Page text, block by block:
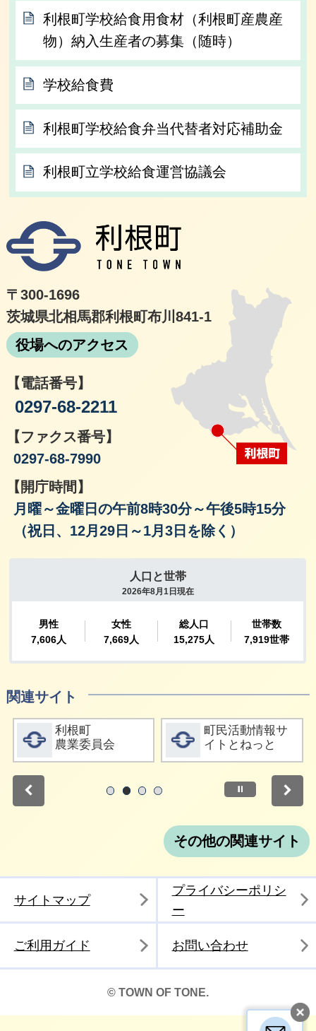
利根町学校給食用食材（利根町産農産
物）納入生産者の募集（随時）
学校給食費
利根町学校給食弁当代替者対応補助金
利根町立学校給食運営協議会
〒300-1696
茨城県北相馬郡利根町布川841-1
役場へのアクセス
【電話番号】
0297-68-2211
【ファクス番号】
0297-68-7990
【開庁時間】
月曜～金曜日の午前8時30分～午後5時15分
（祝日、12月29日～1月3日を除く）
関連サイト
詳細をみる
利根町
農業委員会
詳細をみる
町民活動情報サ
イトとねっと
停止
その他の関連サイト
サイトマップ
プライバシーポリシ
ー
ご利用ガイド お問い合わせ
© TOWN OF TONE.